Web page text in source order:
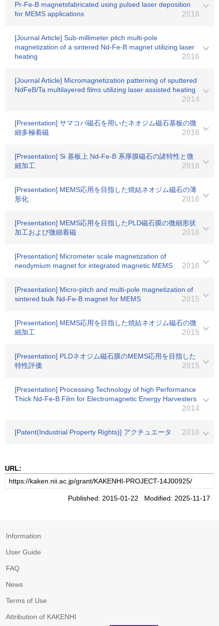
Pr-Fe-B magnetsfabricated using pulsed laser deposition
for MEMS applications
2016
[Journal Article] Sub-millimeter pitch multi-pole
magnetization of a sintered Nd-Fe-B magnet utilizing laser
heating
2016
[Journal Article] Micromagnetization patterning of sputtered
NdFeB/Ta multilayered films utilizing laser assisted heating
2014
[Presentation] サマコバ磁石を用いたネオジム磁石基板の微
細多極着磁
2016
[Presentation] Si 基板上 Nd-Fe-B 系厚膜磁石の諸特性と微
細加工
2016
[Presentation] MEMS応用を目指した焼結ネオジム磁石の薄
形化
2016
[Presentation] MEMS応用を目指したPLD磁石膜の微細形状
加工および微細着磁
2016
[Presentation] Micrometer scale magnetization of
neodymium magnet for integrated magnetic MEMS
2016
[Presentation] Micro-pitch and multi-pole magnetization of
sintered bulk Nd-Fe-B magnet for MEMS
2015
[Presentation] MEMS応用を目指した焼結ネオジム磁石の微
細加工
2015
[Presentation] PLDネオジム磁石膜のMEMS応用を目指した
特性評価
2015
[Presentation] Processing Technology of high Performance
Thick Nd-Fe-B Film for Electromagnetic Energy Harvesters
2014
[Patent(Industrial Property Rights)] アクチュエータ 2016
URL:
Published: 2015-01-22 Modified: 2025-11-17
Information
User Guide
FAQ
News
Terms of Use
Attribution of KAKENHI